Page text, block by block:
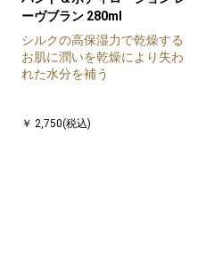
ーヴブラン 280ml
シルクの高保湿力で乾燥する
お肌に潤いを乾燥により失わ
れた水分を補う
￥ 2,750(税込)